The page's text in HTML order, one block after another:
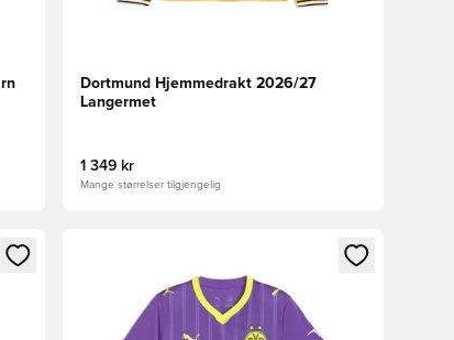
Dortmund Hjemmedrakt 2026/27
Langermet
1 349 kr
Mange størrelser tilgjengelig
registrere deg som medlem
Åpner en Modal for å logge inn eller registrere